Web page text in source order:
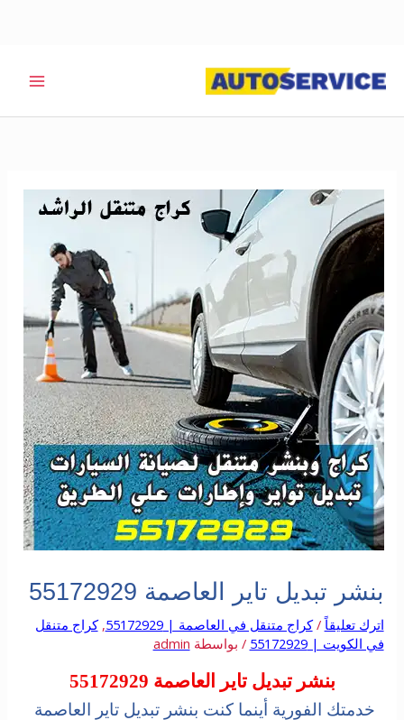
إلى
بنشر تبديل تاير العاصمة 55172929
اترك تعليقاً /كراج متنقل في العاصمة | 55172929 ,كراج متنقل
في الكويت | 55172929
/ بواسطة admin
بنشر تبديل تاير العاصمة 55172929
خدمتك الفورية أينما كنت بنشر تبديل تاير العاصمة